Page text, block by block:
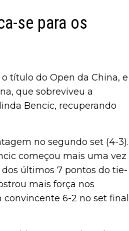
se para os
título do Open da China, e
que sobreviveu a
Bencic, recuperando
no segundo set (4-3).
começou mais uma vez
últimos 7 pontos do tie-
mais força nos
6-2 no set final